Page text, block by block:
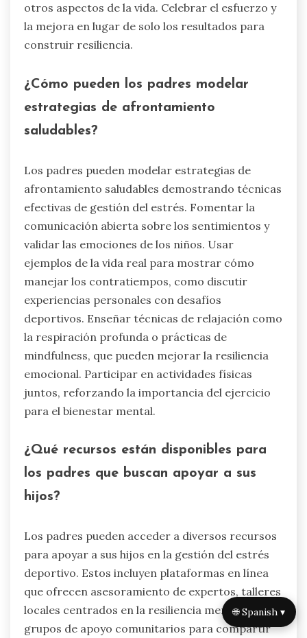
otros aspectos de la vida. Celebrar el esfuerzo y
la mejora en lugar de solo los resultados para
construir resiliencia.
¿Cómo pueden los padres modelar
estrategias de afrontamiento
saludables?
Los padres pueden modelar estrategias de
afrontamiento saludables demostrando técnicas
efectivas de gestión del estrés. Fomentar la
comunicación abierta sobre los sentimientos y
validar las emociones de los niños. Usar
ejemplos de la vida real para mostrar cómo
manejar los contratiempos, como discutir
experiencias personales con desafíos
deportivos. Enseñar técnicas de relajación como
la respiración profunda o prácticas de
mindfulness, que pueden mejorar la resiliencia
emocional. Participar en actividades físicas
juntos, reforzando la importancia del ejercicio
para el bienestar mental.
¿Qué recursos están disponibles para
los padres que buscan apoyar a sus
hijos?
Los padres pueden acceder a diversos recursos
para apoyar a sus hijos en la gestión del estrés
deportivo. Estos incluyen plataformas en línea
que ofrecen asesoramiento de expertos, talleres
locales centrados en la resiliencia mental y
grupos de apoyo comunitarios para compartir
🌐 Spanish ▾